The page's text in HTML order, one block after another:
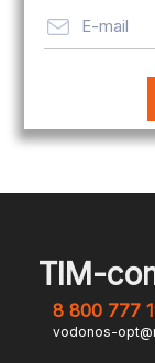
от их
для
того,
E-mail
TIM-
8 800 777
vodonos-